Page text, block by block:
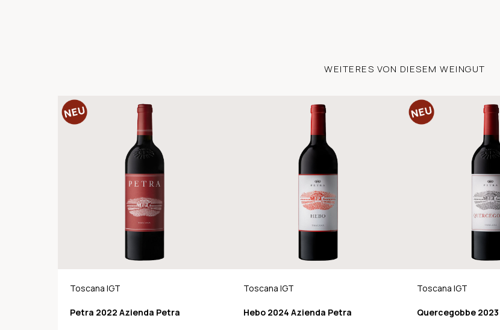
WEITERES VON DIESEM WEINGUT
Toscana IGT
Petra 2022 Azienda Petra
Toscana IGT
Hebo 2024 Azienda Petra
Toscana IGT
Quercegobbe